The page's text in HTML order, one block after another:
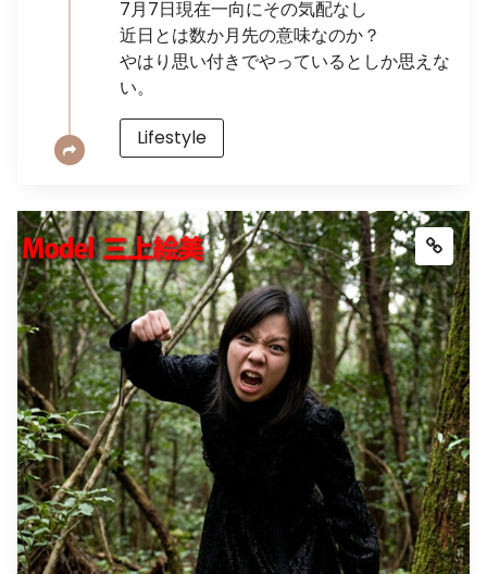
7月7日現在一向にその気配なし
近日とは数か月先の意味なのか？
やはり思い付きでやっているとしか思えな
い。
Lifestyle